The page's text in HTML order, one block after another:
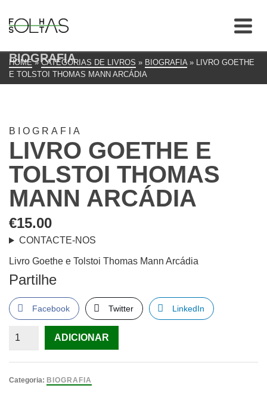
BIOGRAFIA
HOME » CATEGORIAS DE LIVROS » BIOGRAFIA » LIVRO GOETHE
E TOLSTOI THOMAS MANN ARCÁDIA
BIOGRAFIA
LIVRO GOETHE E
TOLSTOI THOMAS
MANN ARCÁDIA
€15.00
CONTACTE-NOS
Livro Goethe e Tolstoi Thomas Mann Arcádia
Partilhe
Facebook Twitter LinkedIn
Quantidade
Goethe
ADICIONAR
Categoria: BIOGRAFIA